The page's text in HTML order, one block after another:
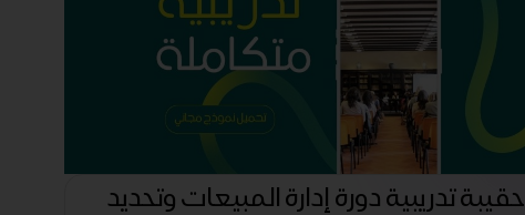
حقيبة تدريبية دورة إدارة المبيعات وتحديد